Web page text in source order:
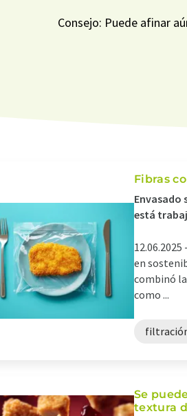
Consejo: Puede afinar
Fibras
está
12.06.2025 -
en
combinó
como ...
Se
textura